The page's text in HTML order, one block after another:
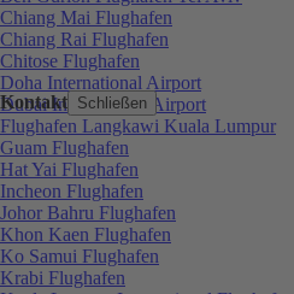
Kontakt Schließen
Chiang Mai Flughafen
Chiang Rai Flughafen
Chitose Flughafen
Doha International Airport
Dubai International Airport
Flughafen Langkawi Kuala Lumpur
Guam Flughafen
Hat Yai Flughafen
Incheon Flughafen
Johor Bahru Flughafen
Khon Kaen Flughafen
Ko Samui Flughafen
Krabi Flughafen